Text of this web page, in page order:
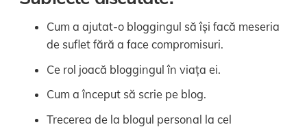
Cum a ajutat-o bloggingul să își facă meseria
de suflet fără a face compromisuri.
Ce rol joacă bloggingul în viața ei.
Cum a început să scrie pe blog.
Trecerea de la blogul personal la cel